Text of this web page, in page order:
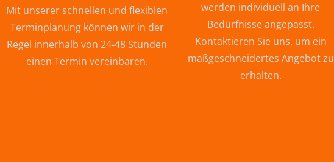
Mit unserer schnellen und flexiblen
Terminplanung können wir in der
Regel innerhalb von 24-48 Stunden
einen Termin vereinbaren.
werden individuell an Ihre
Bedürfnisse angepasst.
Kontaktieren Sie uns, um ein
maßgeschneidertes Angebot zu
erhalten.